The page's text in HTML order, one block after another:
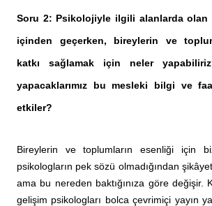
Soru 2: Psikolojiyle ilgili alanlarda olan
içinden geçerken, bireylerin ve
katkı sağlamak için neler
yapacaklarımız bu mesleki bilgi ve
etkiler?
Bireylerin ve toplumların esenliği için
psikologların pek sözü olmadığından
ama bu nereden baktığınıza göre değişir.
gelişim psikologları bolca çevrimiçi yayın